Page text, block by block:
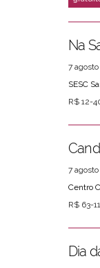
Na
7
SESC
R$ 12-
7
Centro
R$ 63-
Dia